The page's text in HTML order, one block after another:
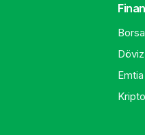
Borsa
Döviz
Emtia